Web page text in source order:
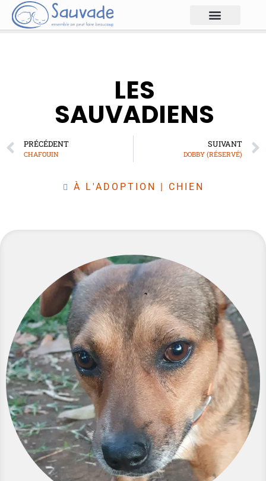
LES
SAUVADIENS
PRÉCÉDENT
CHAFOUIN
SUIVANT
DOBBY (RÉSERVÉ)
À L'ADOPTION | CHIEN